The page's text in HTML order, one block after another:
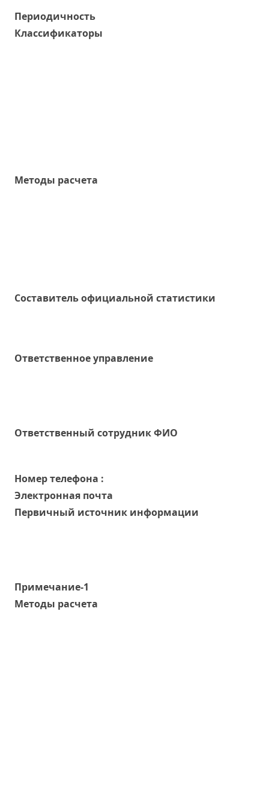
Периодичность
Классификаторы
Методы расчета
Составитель официальной статистики
Ответственное управление
Oтветственный сотрудник ФИО
Номер телефона :
Электронная почта
Первичный источник информации
Примечание-1
Методы расчета